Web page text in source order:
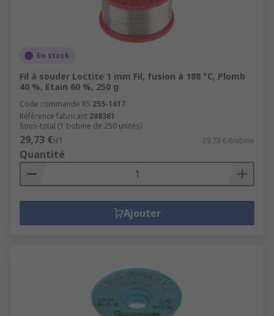
En stock
Fil à souder Loctite 1 mm Fil, fusion à 188 °C, Plomb
40 %, Etain 60 %, 250 g
Code commande RS 255-1617
Référence fabricant 288361
Sous-total (1 bobine de 250 unités)
29,73 €HT 29,73 €/bobine
Quantité
Ajouter